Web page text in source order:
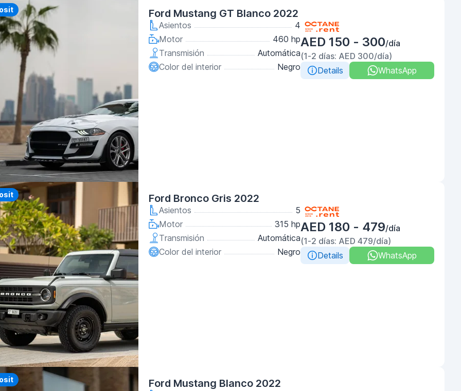
Ford Mustang GT Blanco 2022
Asientos
4
Motor
460 hp
Transmisión
Automática
Color del interior
Negro
AED 150 - 300/día
(1-2 días: AED 300/día)
Details
WhatsApp
Ford Bronco Gris 2022
Asientos
5
Motor
315 hp
Transmisión
Automática
Color del interior
Negro
AED 180 - 479/día
(1-2 días: AED 479/día)
Details
WhatsApp
Ford Mustang Blanco 2022